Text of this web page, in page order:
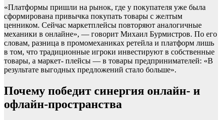
«Платформы пришли на рынок, где у покупателя уже была
сформирована привычка покупать товары с желтым
ценником. Сейчас маркетплейсы повторяют аналогичные
механики в онлайне», — говорит Михаил Бурмистров. По его
словам, разница в промомеханиках ретейла и платформ лишь
в том, что традиционные игроки инвестируют в собственные
товары, а маркет- плейсы — в товары предпринимателей: «В
результате выгодных предложений стало больше».
Почему победит синергия онлайн- и
офлайн-пространства